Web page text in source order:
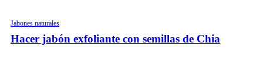
Jabones naturales
Hacer jabón exfoliante con semillas de Chia